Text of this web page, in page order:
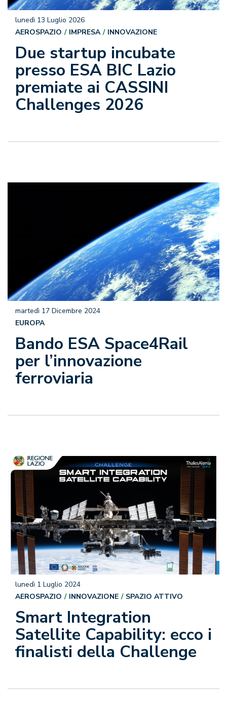
Due startup incubate
presso ESA BIC Lazio
premiate ai CASSINI
Challenges 2026
lunedì 13 Luglio 2026
AEROSPAZIO
IMPRESA INNOVAZIONE
Bando ESA Space4Rail
per l’innovazione
ferroviaria
martedì 17 Dicembre 2024
EUROPA
Smart Integration
Satellite Capability: ecco i
finalisti della Challenge
lunedì 1 Luglio 2024
AEROSPAZIO
INNOVAZIONE SPAZIO ATTIVO